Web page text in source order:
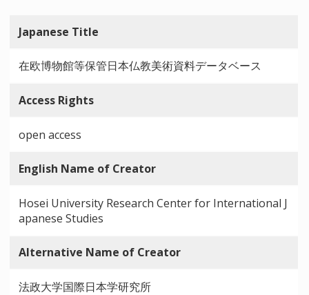
Japanese Title
在欧博物館等保管日本仏教美術資料データベース
Access Rights
open access
English Name of Creator
Hosei University Research Center for International J
apanese Studies
Alternative Name of Creator
法政大学国際日本学研究所